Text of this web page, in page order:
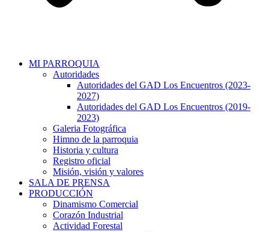
MI PARROQUIA
Autoridades
Autoridades del GAD Los Encuentros (2023-
2027)
Autoridades del GAD Los Encuentros (2019-
2023)
Galeria Fotográfica
Himno de la parroquia
Historia y cultura
Registro oficial
Misión, visión y valores
SALA DE PRENSA
PRODUCCIÓN
Dinamismo Comercial
Corazón Industrial
Actividad Forestal